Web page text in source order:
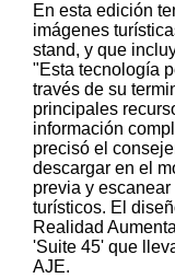
En esta edición
imágenes
stand, y que
"Esta tecnología
través de su
principales
información
precisó el
descargar en el
previa y
turísticos. El
Realidad
'Suite 45' que
AJE.